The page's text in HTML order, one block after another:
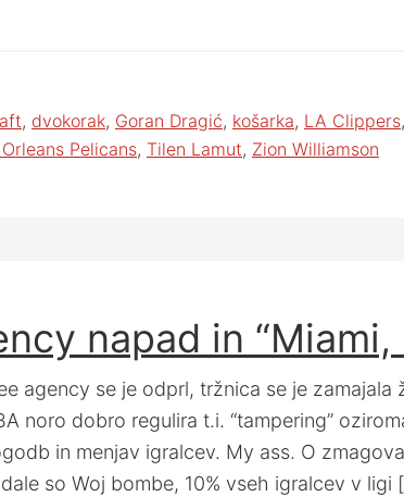
, dvokorak, Goran Dragić, košarka, LA Clippers,
Pelicans, Tilen Lamut, Zion Williamson
napad in “Miami,
agency se je odprl, tržnica se je
noro dobro regulira t.i. “tampering”
in menjav igralcev. My ass. O
so Woj bombe, 10% vseh igralcev v ligi